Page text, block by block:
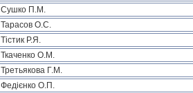
Сушко П.М.
Тарасов О.С.
Тістик Р.Я.
Ткаченко О.М.
Третьякова Г.М.
Федієнко О.П.